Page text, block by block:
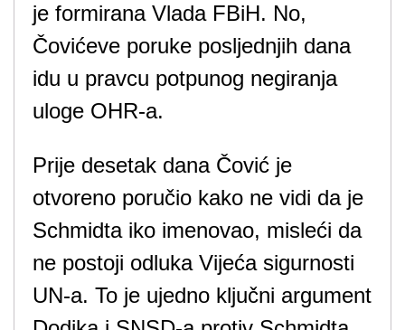
je formirana Vlada FBiH. No,
Čovićeve poruke posljednjih dana
idu u pravcu potpunog negiranja
uloge OHR-a.
Prije desetak dana Čović je
otvoreno poručio kako ne vidi da je
Schmidta iko imenovao, misleći da
ne postoji odluka Vijeća sigurnosti
UN-a. To je ujedno ključni argument